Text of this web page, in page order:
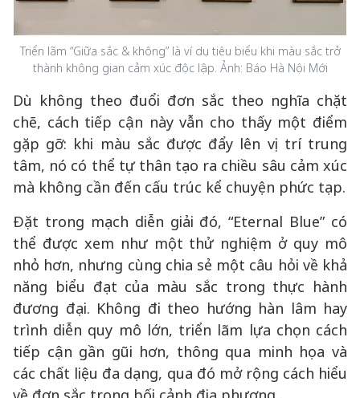
Triển lãm “Giữa sắc & không” là ví dụ tiêu biểu khi màu sắc trở
thành không gian cảm xúc độc lập. Ảnh: Báo Hà Nội Mới
Dù không theo đuổi đơn sắc theo nghĩa chặt
chẽ, cách tiếp cận này vẫn cho thấy một điểm
gặp gỡ: khi màu sắc được đẩy lên vị trí trung
tâm, nó có thể tự thân tạo ra chiều sâu cảm xúc
mà không cần đến cấu trúc kể chuyện phức tạp.
Đặt trong mạch diễn giải đó, “Eternal Blue” có
thể được xem như một thử nghiệm ở quy mô
nhỏ hơn, nhưng cùng chia sẻ một câu hỏi về khả
năng biểu đạt của màu sắc trong thực hành
đương đại. Không đi theo hướng hàn lâm hay
trình diễn quy mô lớn, triển lãm lựa chọn cách
tiếp cận gần gũi hơn, thông qua minh họa và
các chất liệu đa dạng, qua đó mở rộng cách hiểu